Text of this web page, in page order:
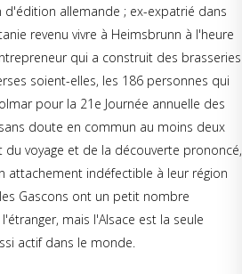
d'édition allemande ; ex-expatrié dans
revenu vivre à Heimsbrunn à l'heure
qui a construit des brasseries
soient-elles, les 186 personnes qui
pour la 21e Journée annuelle des
doute en commun au moins deux
voyage et de la découverte prononcé,
attachement indéfectible à leur région
Gascons ont un petit nombre
mais l'Alsace est la seule
actif dans le monde.